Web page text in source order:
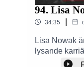
94. Lisa
34:35
Lisa Nowak
lysande
ett hemligt